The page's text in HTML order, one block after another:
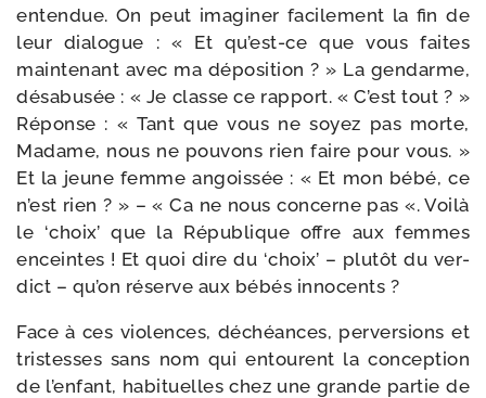
enten­due. On peut ima­gi­ner faci­le­ment la fin de
leur dia­logue : « Et qu’est-ce que vous faites
main­te­nant avec ma dépo­si­tion ? » La gen­darme,
désa­bu­sée : « Je classe ce rap­port. « C’est tout ? »
Réponse : « Tant que vous ne soyez pas morte,
Madame, nous ne pou­vons rien faire pour vous. »
Et la jeune femme angois­sée : « Et mon bébé, ce
n’est rien ? » – « Ca ne nous concerne pas «. Voilà
le ‘choix’ que la République offre aux femmes
enceintes ! Et quoi dire du ‘choix’ – plu­tôt du ver­
dict – qu’on réserve aux bébés innocents ?
Face à ces vio­lences, déchéances, per­ver­sions et
tris­tesses sans nom qui entourent la concep­tion
de l’enfant, habi­tuelles chez une grande par­tie de